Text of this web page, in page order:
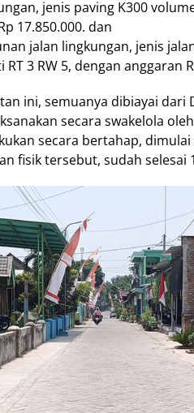
jenis paving K300
17.850.000. dan
jalan lingkungan, jenis
RT 3 RW 5, dengan anggaran
ini, semuanya dibiayai dari
secara swakelola
secara bertahap,
fisik tersebut, sudah selesai